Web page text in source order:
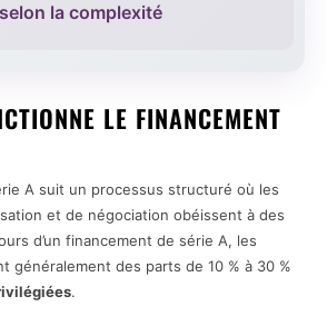
selon la complexité
LE FINANCEMENT
A suit un processus structuré où les
et de négociation obéissent à des
d’un financement de série A, les
généralement des parts de 10 % à 30 %
.